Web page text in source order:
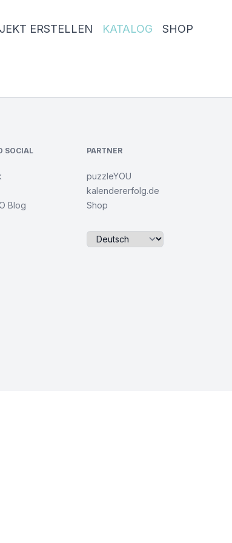
ERSTELLEN KATALOG SHOP
SOCIAL
Blog
PARTNER
puzzleYOU
kalendererfolg.de
Shop